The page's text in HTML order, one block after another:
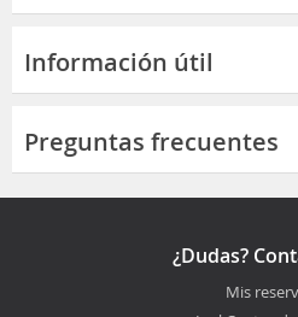
Información útil
Preguntas frecuentes
¿Dudas?
Mis